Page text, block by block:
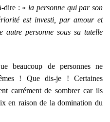
dire : « la personne qui par son
est investi, par amour et
autre personne sous sa tutelle
beaucoup de personnes ne
! Que dis-je ! Certaines
carrément de sombrer car ils
en raison de la domination du